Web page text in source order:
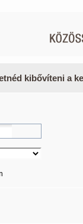
kibővíteni a